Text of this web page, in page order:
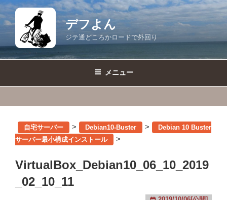
コ
ン
デフよん
ジテ通どころかロードで外回り
メニュー
自宅サーバー > Debian10-Buster >
Debian 10 Buster
サーバー最小構成インストール
>
VirtualBox_Debian10_06_10_2019
_02_10_11